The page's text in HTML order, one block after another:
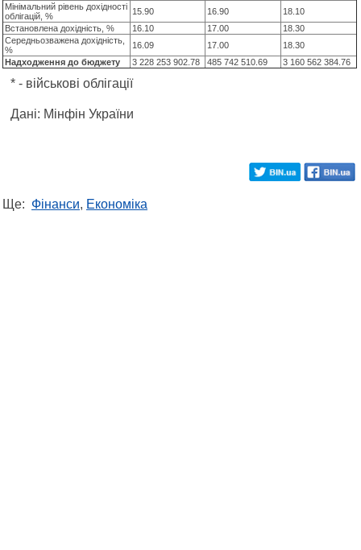
Мінімальний рівень дохідності
облігацій, %
15.90 16.90
18.10
Встановлена дохідність, %
16.10 17.00
18.30
Середньозважена дохідність,
%
16.09 17.00
18.30
Надходження до бюджету
3 228 253 902.78 485 742 510.69 3 160 562 384.76
* - військові облігації
Дані: Мінфін України
Ще: Фінанси, Економіка